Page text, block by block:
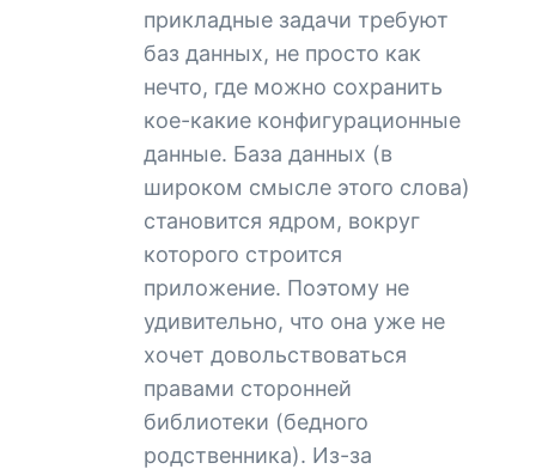
прикладные задачи требуют
баз данных, не просто как
нечто, где можно сохранить
кое-какие конфигурационные
данные. База данных (в
широком смысле этого слова)
становится ядром, вокруг
которого строится
приложение. Поэтому не
удивительно, что она уже не
хочет довольствоваться
правами сторонней
библиотеки (бедного
родственника). Из-за